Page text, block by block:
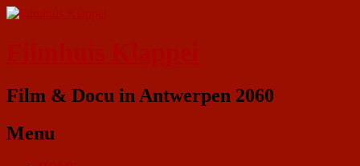
Film & Docu in Antwerpen 2060
Menu